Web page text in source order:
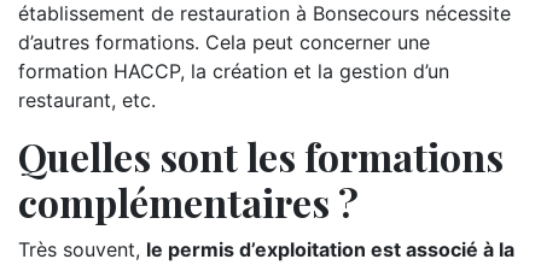
établissement de restauration à Bonsecours nécessite
d’autres formations. Cela peut concerner une
formation HACCP, la création et la gestion d’un
restaurant, etc.
Quelles sont les formations
complémentaires ?
Très souvent, le permis d’exploitation est associé à la